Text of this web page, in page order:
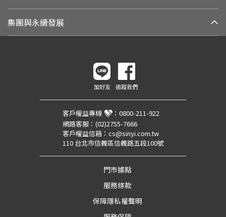
集團與永續發展
加好友 追蹤我們
客戶權益專線 ： 0800-211-922
網路客服： (02)2755-7666
客戶權益信箱： cs@sinyi.com.tw
110 台北市信義區信義路五段100號
門市據點
服務條款
保障隱私權聲明